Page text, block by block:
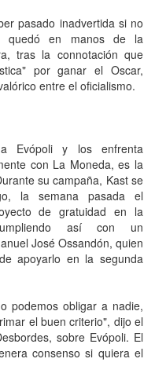
pasado inadvertida si no
quedó en manos de la
tras la connotación que
por ganar el Oscar,
entre el oficialismo.
Evópoli y los enfrenta
con La Moneda, es la
su campaña, Kast se
la semana pasada el
de gratuidad en la
así con un
José Ossandón, quien
apoyarlo en la segunda
podemos obligar a nadie,
el buen criterio", dijo el
sobre Evópoli. El
consenso si quiera el